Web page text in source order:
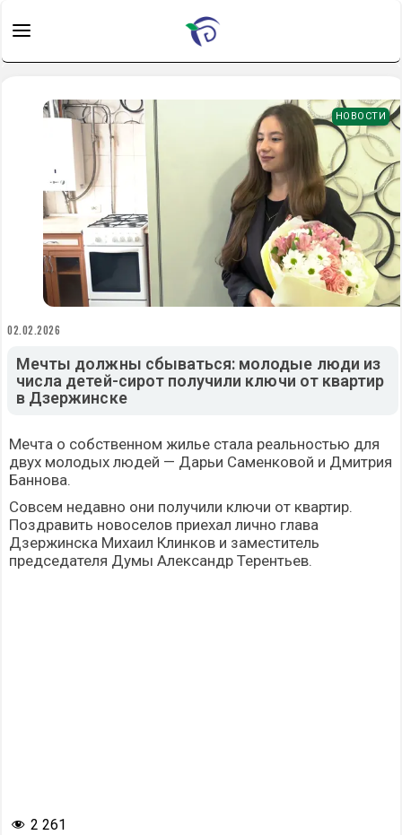
НОВОСТИ
02.02.2026
Мечты должны сбываться: молодые люди из
числа детей-сирот получили ключи от квартир
в Дзержинске
Мечта о собственном жилье стала реальностью для
двух молодых людей — Дарьи Саменковой и Дмитрия
Баннова.
Совсем недавно они получили ключи от квартир.
Поздравить новоселов приехал лично глава
Дзержинска Михаил Клинков и заместитель
председателя Думы Александр Терентьев.
2 261